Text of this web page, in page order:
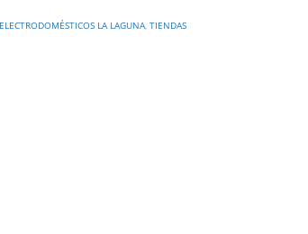
LA LAGUNA, TIENDAS